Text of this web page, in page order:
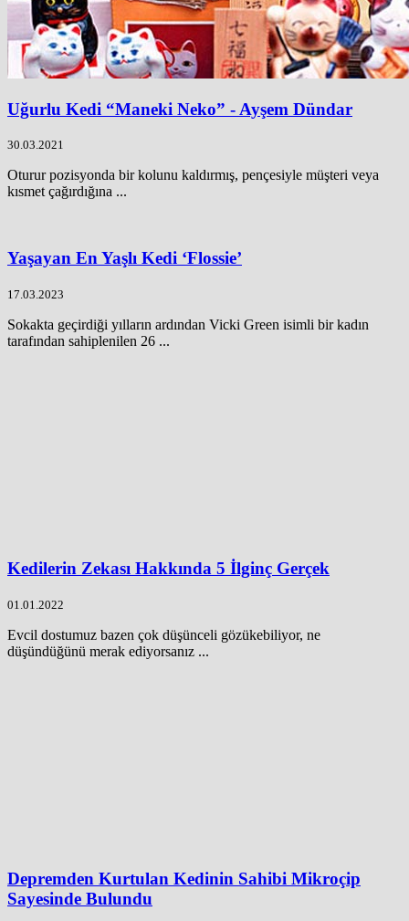
Uğurlu Kedi “Maneki Neko” - Ayşem Dündar
30.03.2021
Oturur pozisyonda bir kolunu kaldırmış, pençesiyle müşteri veya
kısmet çağırdığına ...
Yaşayan En Yaşlı Kedi ‘Flossie’
17.03.2023
Sokakta geçirdiği yılların ardından Vicki Green isimli bir kadın
tarafından sahiplenilen 26 ...
Kedilerin Zekası Hakkında 5 İlginç Gerçek
01.01.2022
Evcil dostumuz bazen çok düşünceli gözükebiliyor, ne
düşündüğünü merak ediyorsanız ...
Depremden Kurtulan Kedinin Sahibi Mikroçip
Sayesinde Bulundu